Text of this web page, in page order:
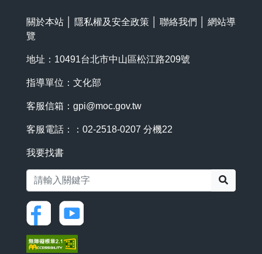
關於本站 隱私權及安全政策 聯絡我們
網站導
覽
地址：10491台北市中山區松江路209號
指導單位：文化部
客服信箱： gpi@moc.gov.tw
客服電話：：02-2518-0207 分機22
我要找書